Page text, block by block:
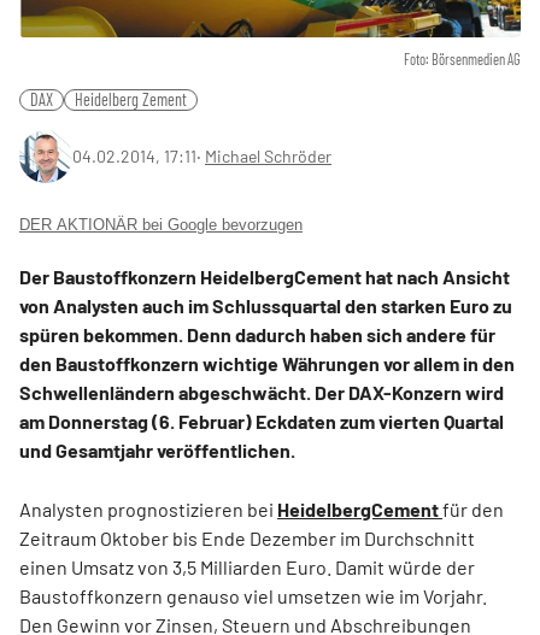
Foto: Börsenmedien AG
DAX Heidelberg Zement
04.02.2014, 17:11‧ Michael Schröder
DER AKTIONÄR bei Google bevorzugen
Der Baustoffkonzern HeidelbergCement hat nach Ansicht
von Analysten auch im Schlussquartal den starken Euro zu
spüren bekommen. Denn dadurch haben sich andere für
den Baustoffkonzern wichtige Währungen vor allem in den
Schwellenländern abgeschwächt. Der DAX-Konzern wird
am Donnerstag (6. Februar) Eckdaten zum vierten Quartal
und Gesamtjahr veröffentlichen.
Analysten prognostizieren bei HeidelbergCementfür den
Zeitraum Oktober bis Ende Dezember im Durchschnitt
einen Umsatz von 3,5 Milliarden Euro. Damit würde der
Baustoffkonzern genauso viel umsetzen wie im Vorjahr.
Den Gewinn vor Zinsen, Steuern und Abschreibungen